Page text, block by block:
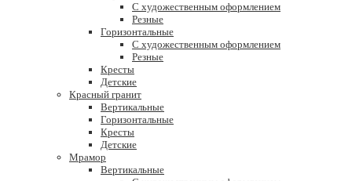
С художественным оформлением
Резные
Горизонтальные
С художественным оформлением
Резные
Кресты
Детские
Красный гранит
Вертикальные
Горизонтальные
Кресты
Детские
Мрамор
Вертикальные